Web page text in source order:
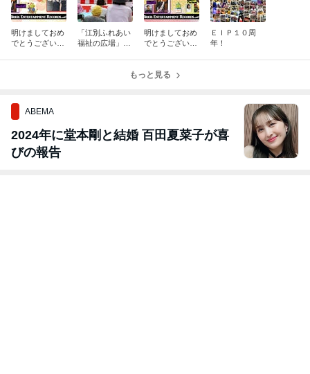
明けましておめ
でとうございま
「江別ふれあい
福祉の広場」出
明けましておめ
でとうございま
ＥＩＰ１０周
年！
もっと見る
ABEMA
2024年に堂本剛と結婚 百田夏菜子が喜
びの報告